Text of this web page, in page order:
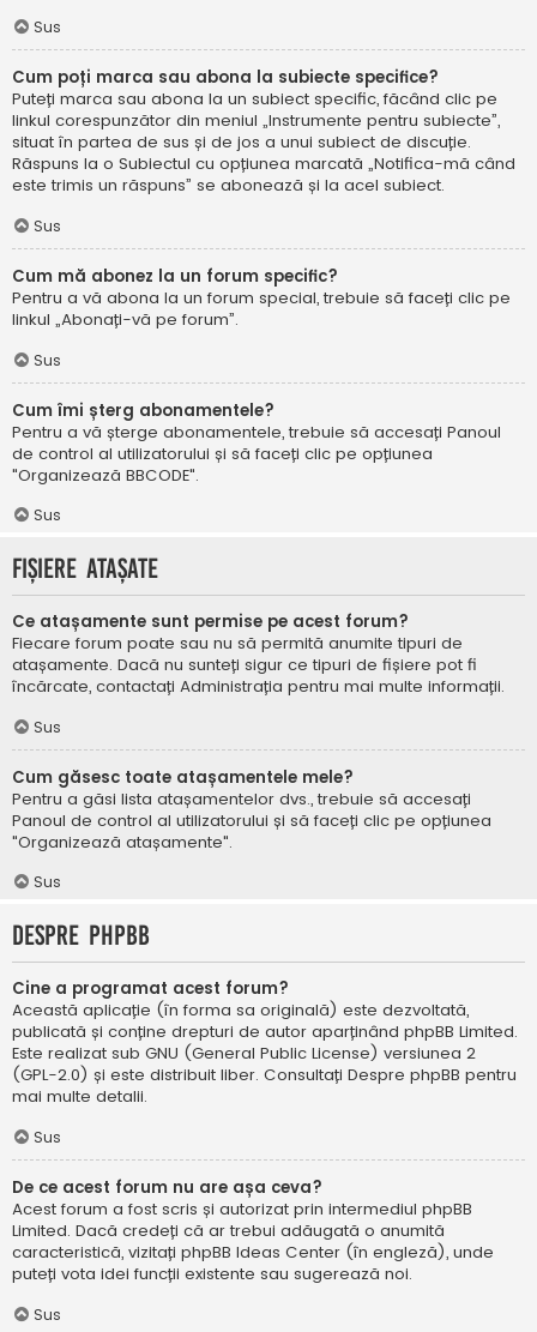
Sus
Cum poți marca sau abona la subiecte specifice?
Puteți marca sau abona la un subiect specific, făcând clic pe
linkul corespunzător din meniul „Instrumente pentru subiecte”,
situat în partea de sus și de jos a unui subiect de discuție.
Răspuns la o Subiectul cu opțiunea marcată „Notifica-mă când
este trimis un răspuns” se abonează și la acel subiect.
Sus
Cum mă abonez la un forum specific?
Pentru a vă abona la un forum special, trebuie să faceți clic pe
linkul „Abonați-vă pe forum”.
Sus
Cum îmi șterg abonamentele?
Pentru a vă șterge abonamentele, trebuie să accesați Panoul
de control al utilizatorului și să faceți clic pe opțiunea
"Organizează BBCODE".
Sus
Fișiere atașate
Ce atașamente sunt permise pe acest forum?
Fiecare forum poate sau nu să permită anumite tipuri de
atașamente. Dacă nu sunteți sigur ce tipuri de fișiere pot fi
încărcate, contactați Administrația pentru mai multe informații.
Sus
Cum găsesc toate atașamentele mele?
Pentru a găsi lista atașamentelor dvs., trebuie să accesați
Panoul de control al utilizatorului și să faceți clic pe opțiunea
"Organizează atașamente".
Sus
Despre phpBB
Cine a programat acest forum?
Această aplicație (în forma sa originală) este dezvoltată,
publicată și conține drepturi de autor aparținând phpBB Limited.
Este realizat sub GNU (General Public License) versiunea 2
(GPL-2.0) și este distribuit liber. Consultați Despre phpBB pentru
mai multe detalii.
Sus
De ce acest forum nu are așa ceva?
Acest forum a fost scris și autorizat prin intermediul phpBB
Limited. Dacă credeți că ar trebui adăugată o anumită
caracteristică, vizitați phpBB Ideas Center (în engleză), unde
puteți vota idei funcții existente sau sugerează noi.
Sus